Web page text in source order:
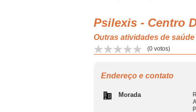
Psilexis - Centro
Outras atividades de saúde
(0 votos)
Endereço e contato
Morada